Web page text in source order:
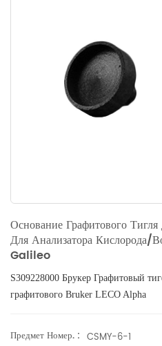
Основание Графитового
Для Анализатора
Galileo
S309228000 Брукер Графитовый
графитового Bruker LECO Alpha
Предмет Номер. : CSMY-6-1